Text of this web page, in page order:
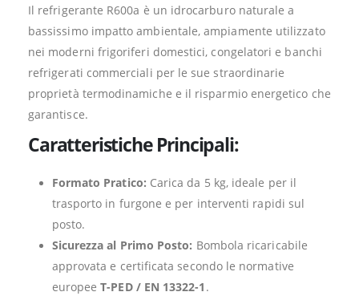
Il refrigerante R600a è un idrocarburo naturale a
bassissimo impatto ambientale, ampiamente utilizzato
nei moderni frigoriferi domestici, congelatori e banchi
refrigerati commerciali per le sue straordinarie
proprietà termodinamiche e il risparmio energetico che
garantisce.
Caratteristiche Principali:
Formato Pratico: Carica da 5 kg, ideale per il
trasporto in furgone e per interventi rapidi sul
posto.
Sicurezza al Primo Posto: Bombola ricaricabile
approvata e certificata secondo le normative
europeeT-PED / EN 13322-1 .